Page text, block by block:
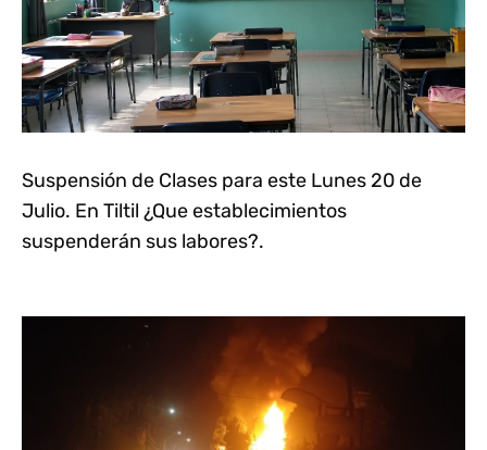
Suspensión de Clases para este Lunes 20 de
Julio. En Tiltil ¿Que establecimientos
suspenderán sus labores?.